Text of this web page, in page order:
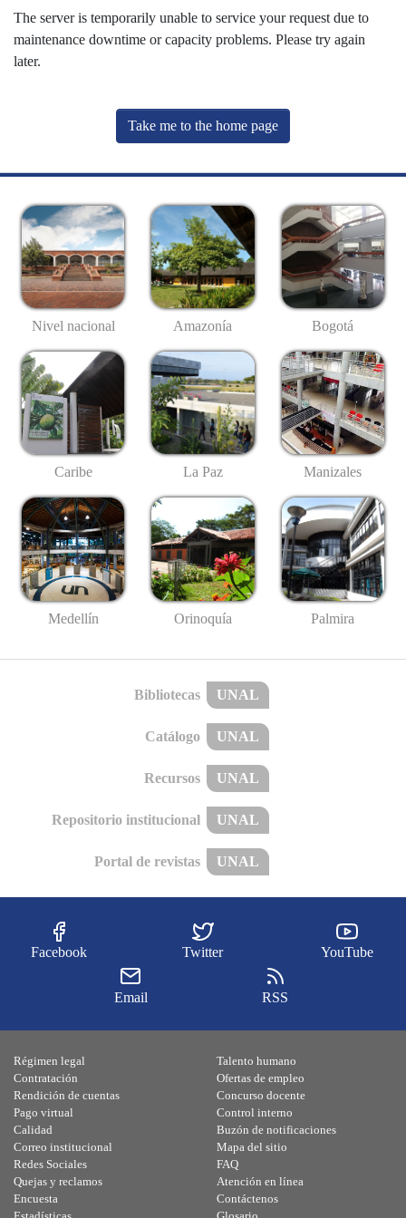
The server is temporarily unable to service your request due to
maintenance downtime or capacity problems. Please try again
later.
Take me to the home page
Nivel nacional Amazonía Bogotá
Caribe La Paz Manizales
Medellín Orinoquía Palmira
Bibliotecas UNAL
Catálogo UNAL
Recursos UNAL
Repositorio institucional UNAL
Portal de revistas UNAL
Facebook Twitter YouTube
Email RSS
Régimen legal
Contratación
Rendición de cuentas
Pago virtual
Calidad
Talento humano
Ofertas de empleo
Concurso docente
Control interno
Buzón de notificaciones
Correo institucional
Redes Sociales
Quejas y reclamos
Encuesta
Mapa del sitio
FAQ
Atención en línea
Contáctenos